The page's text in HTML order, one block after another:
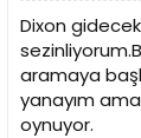
Dixon
aramaya
yanayım
oynuyor.